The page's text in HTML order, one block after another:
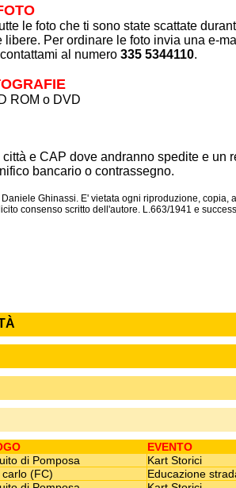
le foto che ti sono state scattate
Per ordinare le foto invia una e-
al numero 335 5344110.
ROM o DVD
città e CAP dove andranno spedite e un
bancario o contrassegno.
Ghinassi. E' vietata ogni riproduzione, copia,
consenso scritto dell'autore. L.663/1941 e
€. 130,00
€. 29,00
EVENTO
di Pomposa Kart Storici
carlo (FC) Educazione